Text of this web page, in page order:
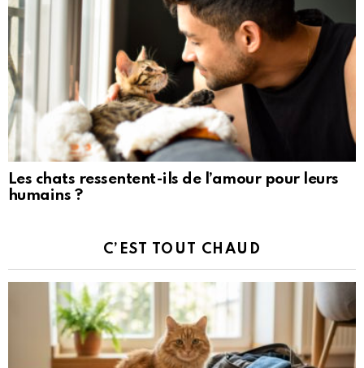
Les chats ressentent-ils de l’amour pour leurs
humains ?
C’EST TOUT CHAUD